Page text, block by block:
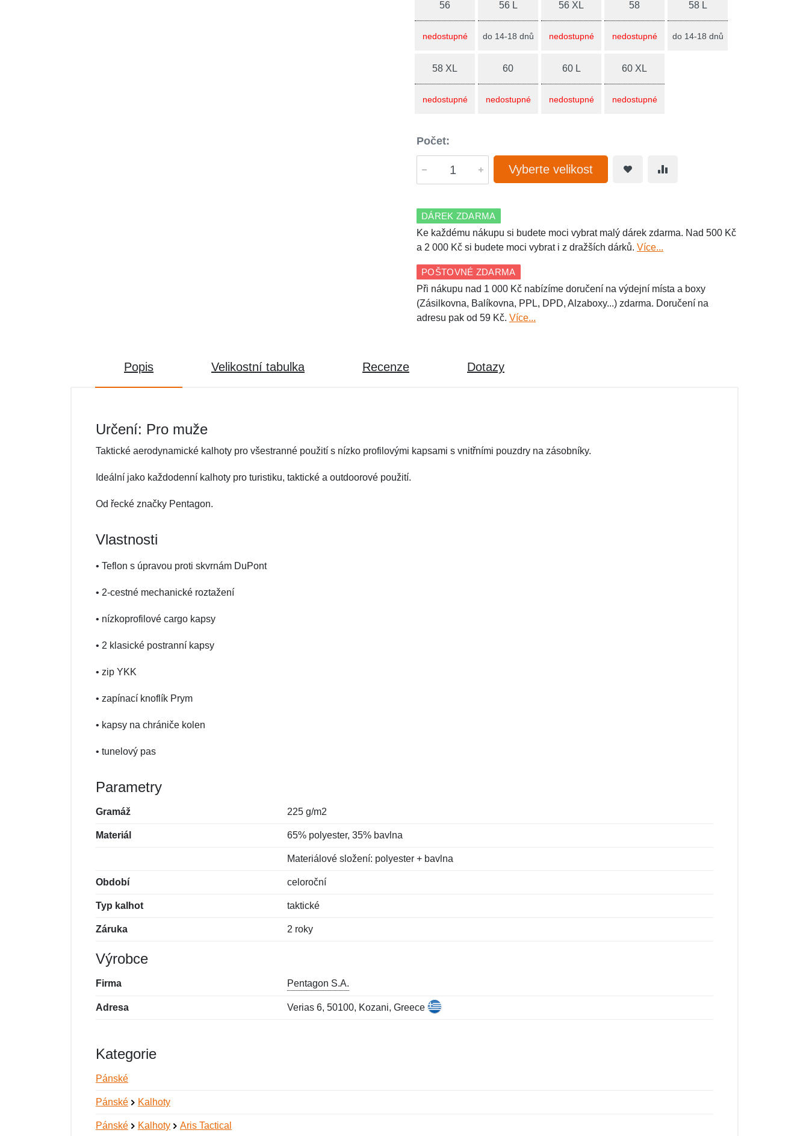
56
nedostupné
56 L
do 14-18 dnů
56 XL
nedostupné
58
nedostupné
58 L
do 14-18 dnů
58 XL
nedostupné
60
nedostupné
60 L
nedostupné
60 XL
nedostupné
Počet:
Vyberte velikost
DÁREK ZDARMA
Ke každému nákupu si budete moci vybrat malý dárek zdarma. Nad 500 Kč
a 2 000 Kč si budete moci vybrat i z dražších dárků. Více...
POŠTOVNÉ ZDARMA
Při nákupu nad 1 000 Kč nabízíme doručení na výdejní místa a boxy
(Zásilkovna, Balíkovna, PPL, DPD, Alzaboxy...) zdarma. Doručení na
adresu pak od 59 Kč. Více...
Popis Velikostní tabulka Recenze Dotazy
Určení: Pro muže
Taktické aerodynamické kalhoty pro všestranné použití s nízko profilovými kapsami s vnitřními pouzdry na zásobníky.
Ideální jako každodenní kalhoty pro turistiku, taktické a outdoorové použití.
Od řecké značky Pentagon.
Vlastnosti
• Teflon s úpravou proti skvrnám DuPont
• 2-cestné mechanické roztažení
• nízkoprofilové cargo kapsy
• 2 klasické postranní kapsy
• zip YKK
• zapínací knoflík Prym
• kapsy na chrániče kolen
• tunelový pas
Parametry
Gramáž 225 g/m2
Materiál 65% polyester, 35% bavlna
Materiálové složení: polyester + bavlna
Období celoroční
Typ kalhot taktické
Záruka 2 roky
Výrobce
Firma Pentagon S.A.
Adresa Verias 6, 50100, Kozani, Greece
Kategorie
Pánské
Pánské Kalhoty
Pánské Kalhoty Aris Tactical